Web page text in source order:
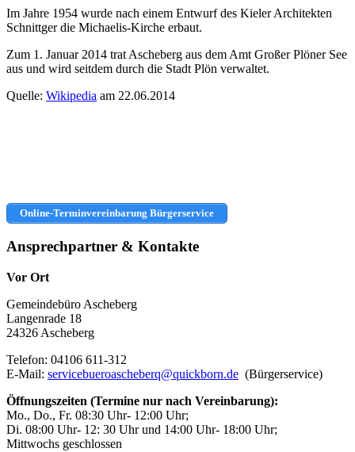
Im Jahre 1954 wurde nach einem Entwurf des Kieler Architekten
Schnittger die Michaelis-Kirche erbaut.
Zum 1. Januar 2014 trat Ascheberg aus dem Amt Großer Plöner See
aus und wird seitdem durch die Stadt Plön verwaltet.
Quelle: Wikipedia am 22.06.2014
Online-Terminvereinbarung Bürgerservice
Ansprechpartner & Kontakte
Vor Ort
Gemeindebüro Ascheberg
Langenrade 18
24326 Ascheberg
Telefon: 04106 611-312
E-Mail: servicebueroascheberq@quickborn.de (Bürgerservice)
Öffnungszeiten (Termine nur nach Vereinbarung):
Mo., Do., Fr. 08:30 Uhr- 12:00 Uhr;
Di. 08:00 Uhr- 12: 30 Uhr und 14:00 Uhr- 18:00 Uhr;
Mittwochs geschlossen